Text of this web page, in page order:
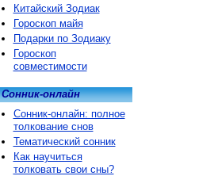
Китайский Зодиак
Гороскоп майя
Подарки по Зодиаку
Гороскоп
совместимости
Сонник-онлайн
Сонник-онлайн: полное
толкование снов
Тематический сонник
Как научиться
толковать свои сны?